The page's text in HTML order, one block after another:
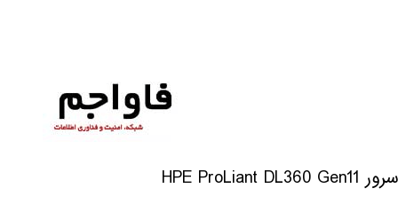
سرور HPE ProLiant DL360 Gen11